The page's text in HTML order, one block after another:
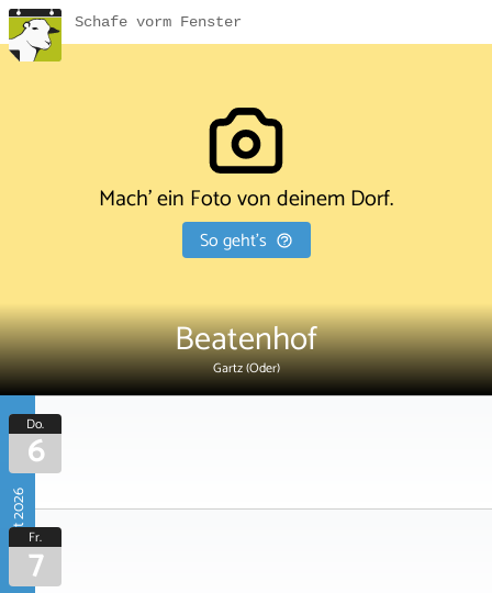
Schafe vorm Fenster
Mach' ein Foto von deinem Dorf.
So geht's
Beatenhof
Gartz (Oder)
August 2026
Do.
6
Fr.
7